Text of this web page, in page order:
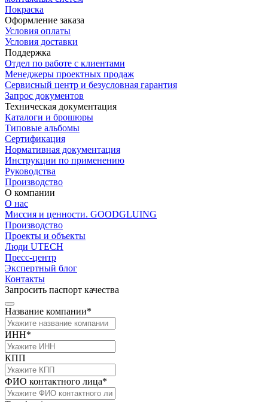
Покраска
Оформление заказа
Условия оплаты
Условия доставки
Поддержка
Отдел по работе с клиентами
Менеджеры проектных продаж
Сервисный центр и безусловная гарантия
Запрос документов
Техническая документация
Каталоги и брошюры
Типовые альбомы
Сертификация
Нормативная документация
Инструкции по применению
Руководства
Производство
О компании
О нас
Миссия и ценности. GOODGLUING
Производство
Проекты и объекты
Люди UTECH
Пресс-центр
Экспертный блог
Контакты
Запросить паспорт качества
Название компании*
ИНН*
КПП
ФИО контактного лица*